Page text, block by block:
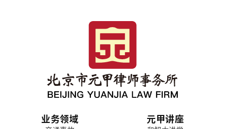
业务领域 元甲讲座